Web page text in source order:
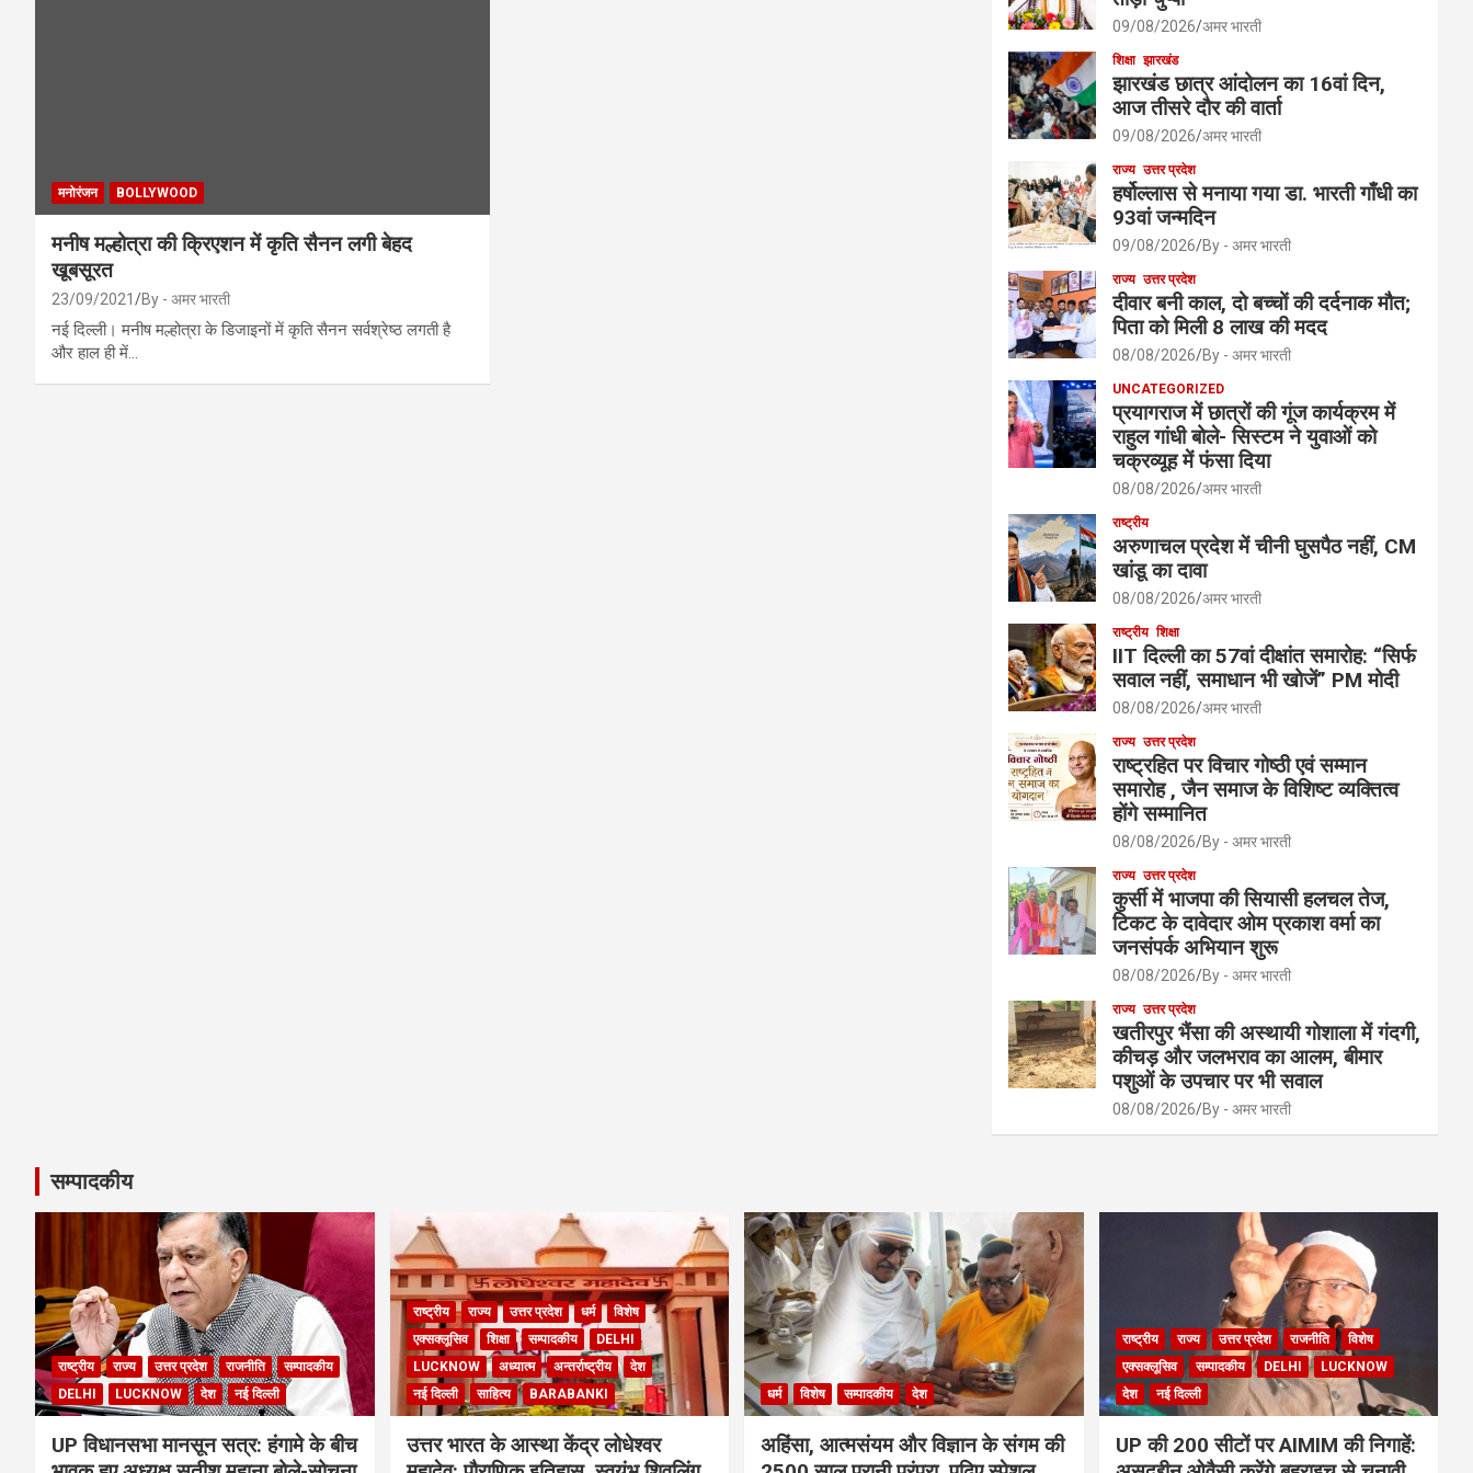
मनोरंजन BOLLYWOOD
मनीष मल्होत्रा की क्रिएशन में कृति सैनन लगी बेहद
खूबसूरत
23/09/2021 By - अमर भारती
नई दिल्ली। मनीष मल्होत्रा के डिजाइनों में कृति सैनन सर्वश्रेष्ठ लगती है
और हाल ही में…
09/08/2026 अमर भारती
शिक्षा झारखंड
झारखंड छात्र आंदोलन का 16वां दिन,
आज तीसरे दौर की वार्ता
09/08/2026 अमर भारती
राज्य उत्तर प्रदेश
हर्षोल्लास से मनाया गया डा. भारती गाँधी का
93वां जन्मदिन
09/08/2026 By - अमर भारती
राज्य उत्तर प्रदेश
दीवार बनी काल, दो बच्चों की दर्दनाक मौत;
पिता को मिली 8 लाख की मदद
08/08/2026 By - अमर भारती
UNCATEGORIZED
प्रयागराज में छात्रों की गूंज कार्यक्रम में
राहुल गांधी बोले- सिस्टम ने युवाओं को
चक्रव्यूह में फंसा दिया
08/08/2026 अमर भारती
राष्ट्रीय
अरुणाचल प्रदेश में चीनी घुसपैठ नहीं, CM
खांडू का दावा
08/08/2026 अमर भारती
राष्ट्रीय शिक्षा
IIT दिल्ली का 57वां दीक्षांत समारोह: “सिर्फ
सवाल नहीं, समाधान भी खोजें” PM मोदी
08/08/2026 अमर भारती
राज्य उत्तर प्रदेश
राष्ट्रहित पर विचार गोष्ठी एवं सम्मान
समारोह , जैन समाज के विशिष्ट व्यक्तित्व
होंगे सम्मानित
08/08/2026 By - अमर भारती
राज्य उत्तर प्रदेश
कुर्सी में भाजपा की सियासी हलचल तेज,
टिकट के दावेदार ओम प्रकाश वर्मा का
जनसंपर्क अभियान शुरू
08/08/2026 By - अमर भारती
राज्य उत्तर प्रदेश
खतीरपुर भैंसा की अस्थायी गोशाला में गंदगी,
कीचड़ और जलभराव का आलम, बीमार
पशुओं के उपचार पर भी सवाल
08/08/2026 By - अमर भारती
सम्पादकीय
राष्ट्रीय राज्य उत्तर प्रदेश राजनीति
सम्पादकीय
DELHI
LUCKNOW देश नई दिल्ली
UP विधानसभा मानसून सत्र: हंगामे के बीच
राष्ट्रीय राज्य उत्तर प्रदेश धर्म
विशेष
एक्सक्लूसिव
शिक्षा सम्पादकीय
DELHI
LUCKNOW
अध्यात्म अन्तर्राष्ट्रीय
देश
नई दिल्ली
साहित्य BARABANKI
उत्तर भारत के आस्था केंद्र लोधेश्वर
धर्म विशेष सम्पादकीय देश
अहिंसा, आत्मसंयम और विज्ञान के संगम की
राष्ट्रीय राज्य उत्तर प्रदेश राजनीति
विशेष
एक्सक्लूसिव
सम्पादकीय DELHI
LUCKNOW
देश
नई दिल्ली
UP की 200 सीटों पर AIMIM की निगाहें: